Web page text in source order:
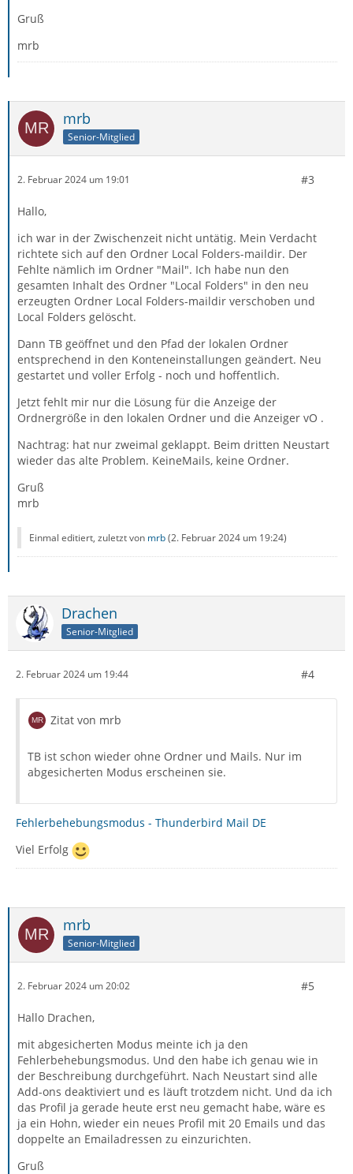
Gruß
mrb
mrb
Senior-Mitglied
2. Februar 2024 um 19:01 #3
Hallo,
ich war in der Zwischenzeit nicht untätig. Mein Verdacht
richtete sich auf den Ordner Local Folders-maildir. Der
Fehlte nämlich im Ordner "Mail". Ich habe nun den
gesamten Inhalt des Ordner "Local Folders" in den neu
erzeugten Ordner Local Folders-maildir verschoben und
Local Folders gelöscht.
Dann TB geöffnet und den Pfad der lokalen Ordner
entsprechend in den Konteneinstallungen geändert. Neu
gestartet und voller Erfolg - noch und hoffentlich.
Jetzt fehlt mir nur die Lösung für die Anzeige der
Ordnergröße in den lokalen Ordner und die Anzeiger vO .
Nachtrag: hat nur zweimal geklappt. Beim dritten Neustart
wieder das alte Problem. KeineMails, keine Ordner.
Gruß
mrb
Einmal editiert, zuletzt von mrb(2. Februar 2024 um 19:24)
Drachen
Senior-Mitglied
2. Februar 2024 um 19:44 #4
Zitat von mrb
TB ist schon wieder ohne Ordner und Mails. Nur im
abgesicherten Modus erscheinen sie.
Fehlerbehebungsmodus - Thunderbird Mail DE
Viel Erfolg
mrb
Senior-Mitglied
2. Februar 2024 um 20:02 #5
Hallo Drachen,
mit abgesicherten Modus meinte ich ja den
Fehlerbehebungsmodus. Und den habe ich genau wie in
der Beschreibung durchgeführt. Nach Neustart sind alle
Add-ons deaktiviert und es läuft trotzdem nicht. Und da ich
das Profil ja gerade heute erst neu gemacht habe, wäre es
ja ein Hohn, wieder ein neues Profil mit 20 Emails und das
doppelte an Emailadressen zu einzurichten.
Gruß